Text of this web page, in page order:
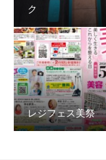
ク
レジフェス美祭